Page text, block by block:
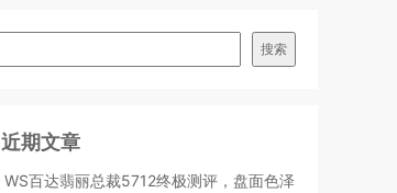
搜索
近期文章
WS百达翡丽总裁5712终极测评，盘面色泽